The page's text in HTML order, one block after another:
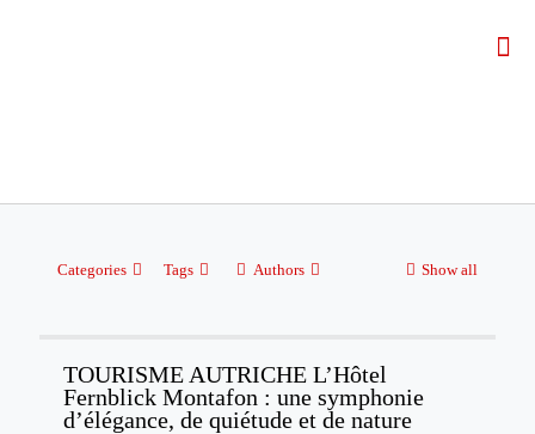
Categories Tags Authors Show all
TOURISME AUTRICHE L’Hôtel
Fernblick Montafon : une symphonie
d’élégance, de quiétude et de nature